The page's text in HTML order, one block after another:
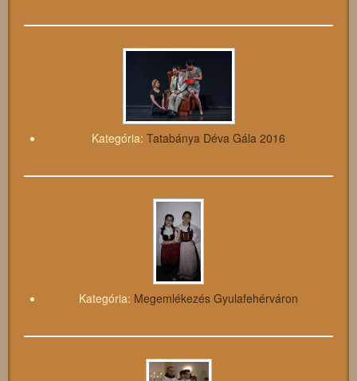
Kategória: Tatabánya Déva Gála 2016
Kategória: Megemlékezés Gyulafehérváron